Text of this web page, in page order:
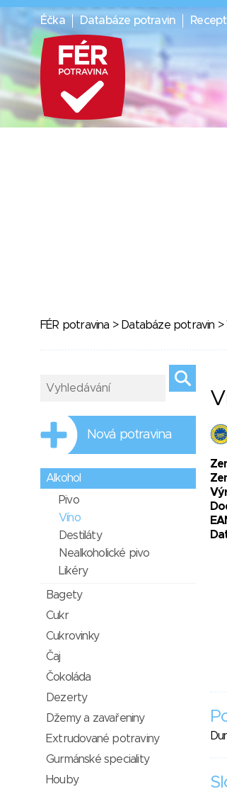
Éčka Databáze potravin
FÉR potravina > Databáze potravin >
Nová potravina
Alkohol
Pivo
Víno
Destiláty
Nealkoholické pivo
Likéry
Bagety
Cukr
Cukrovinky
Čaj
Čokoláda
Dezerty
Džemy a zavařeniny
Extrudované potraviny
Gurmánské speciality
Houby